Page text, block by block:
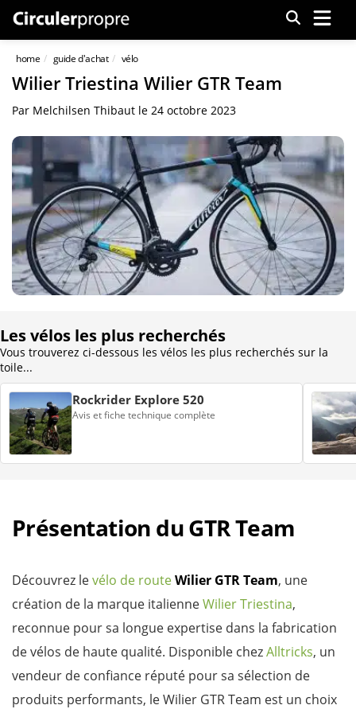
Menu
home guide d'achat vélo
Wilier Triestina Wilier GTR Team
Par Melchilsen Thibaut le 24 octobre 2023
Les vélos les plus recherchés
Vous trouverez ci-dessous les vélos les plus recherchés sur la
toile...
Rockrider Explore 520
Avis et fiche technique complète
Présentation du GTR Team
Découvrez levélo de routeWilier GTR Team, une
création de la marque italienneWilier Triestina,
reconnue pour sa longue expertise dans la fabrication
de vélos de haute qualité. Disponible chezAlltricks, un
vendeur de confiance réputé pour sa sélection de
produits performants, le Wilier GTR Team est un choix